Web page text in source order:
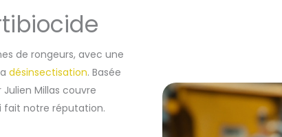
de rongeurs, avec une
désinsectisation. Basée
Millas couvre
fait notre réputation.